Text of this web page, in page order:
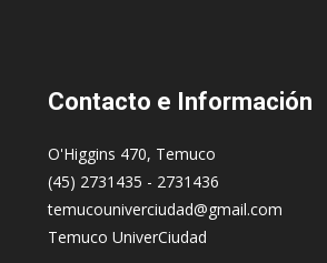
Contacto e Información
O'Higgins 470, Temuco
(45) 2731435 - 2731436
temucouniverciudad@gmail.com
Temuco UniverCiudad